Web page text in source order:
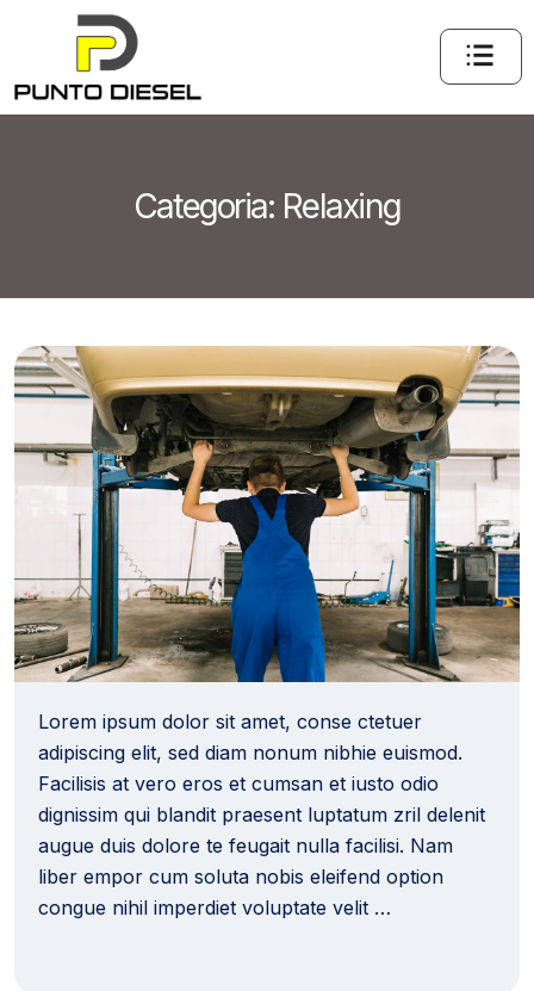
Categoria: Relaxing
Lorem ipsum dolor sit amet, conse ctetuer
adipiscing elit, sed diam nonum nibhie euismod.
Facilisis at vero eros et cumsan et iusto odio
dignissim qui blandit praesent luptatum zril delenit
augue duis dolore te feugait nulla facilisi. Nam
liber empor cum soluta nobis eleifend option
congue nihil imperdiet voluptate velit …